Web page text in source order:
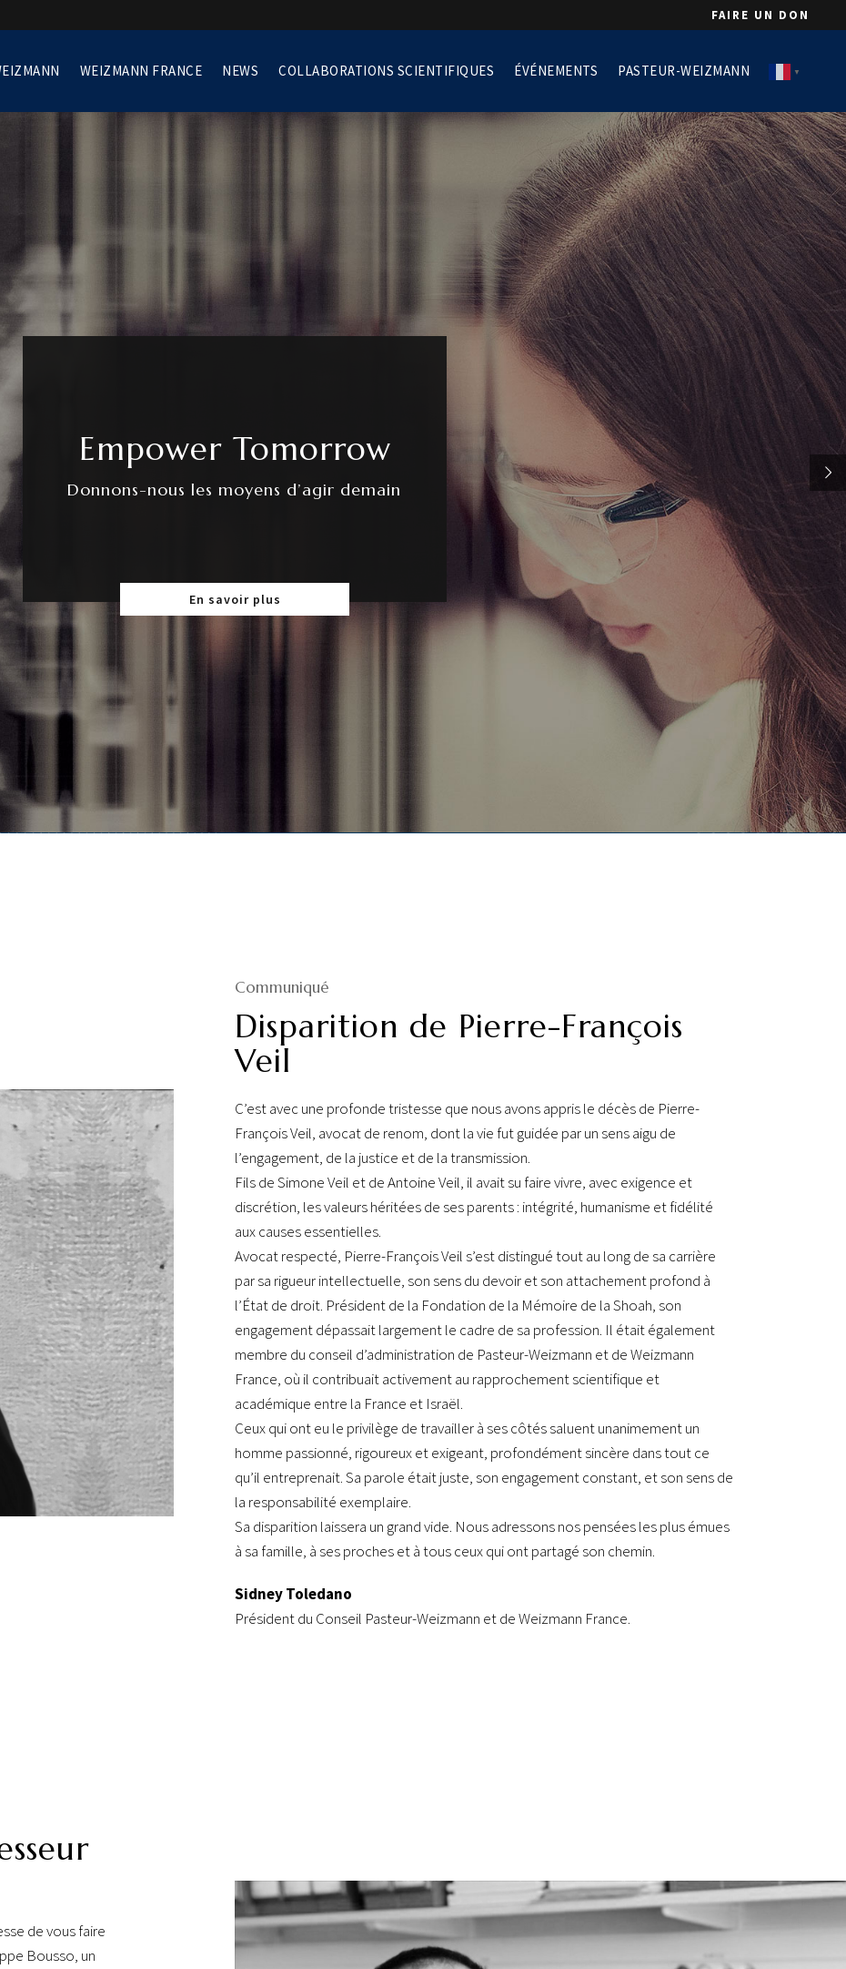
FAIRE UN DON
▼
WEIZMANN FRANCE NEWS COLLABORATIONS SCIENTIFIQUES ÉVÉNEMENTS PASTEUR-WEIZMANN
partout la recherche
scientifique contre
l’obscurantisme
Lire l'article
Communiqué
Disparition de Pierre-François
Veil
C’est avec une profonde tristesse que nous avons appris le décès de Pierre-
François Veil, avocat de renom, dont la vie fut guidée par un sens aigu de
l’engagement, de la justice et de la transmission.
Fils de Simone Veil et de Antoine Veil, il avait su faire vivre, avec exigence et
discrétion, les valeurs héritées de ses parents : intégrité, humanisme et fidélité
aux causes essentielles.
Avocat respecté, Pierre-François Veil s’est distingué tout au long de sa carrière
par sa rigueur intellectuelle, son sens du devoir et son attachement profond à
l’État de droit. Président de la Fondation de la Mémoire de la Shoah, son
engagement dépassait largement le cadre de sa profession. Il était également
membre du conseil d’administration de Pasteur-Weizmann et de Weizmann
France, où il contribuait activement au rapprochement scientifique et
académique entre la France et Israël.
Ceux qui ont eu le privilège de travailler à ses côtés saluent unanimement un
homme passionné, rigoureux et exigeant, profondément sincère dans tout ce
qu’il entreprenait. Sa parole était juste, son engagement constant, et son sens de
la responsabilité exemplaire.
Sa disparition laissera un grand vide. Nous adressons nos pensées les plus émues
à sa famille, à ses proches et à tous ceux qui ont partagé son chemin.
Sidney Toledano
Président du Conseil Pasteur-Weizmann et de Weizmann France.
de vous faire
Bousso, un